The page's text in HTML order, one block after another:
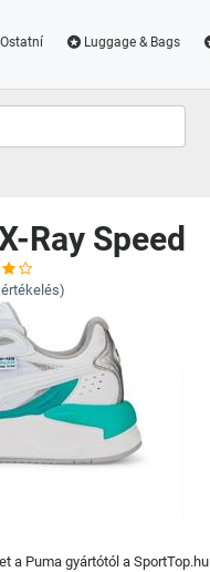
Ostatní Luggage & Bags
Ray Speed
értékelés)
a Puma gyártótól a SportTop.hu